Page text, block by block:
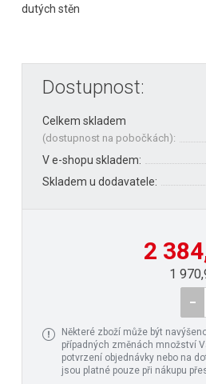
dutých stěn
Dostupnost:
Celkem skladem
(dostupnost na pobočkách):
V e-shopu skladem:
Skladem u dodavatele:
2
1
Některé zboží může být
případných změnách množství
potvrzení objednávky nebo na
jsou platné pouze při nákupu